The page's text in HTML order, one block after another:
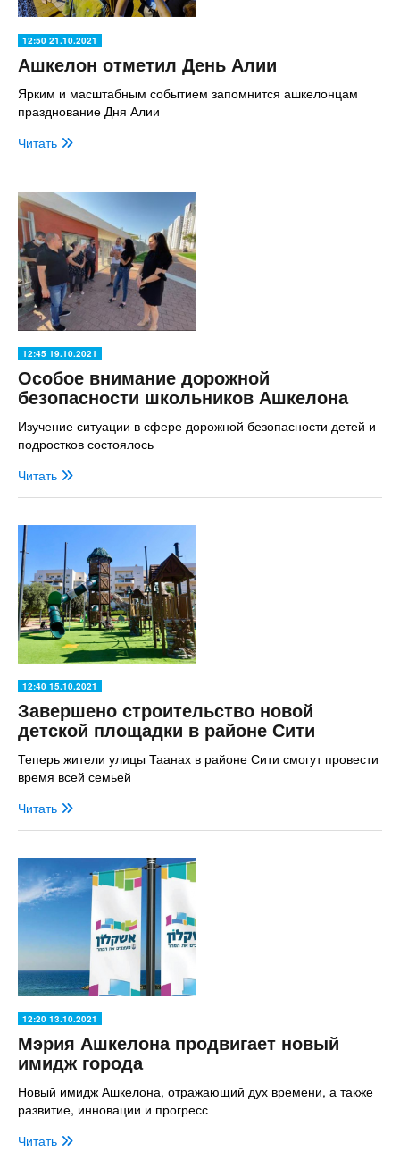
12:50 21.10.2021
Ашкелон отметил День Алии
Ярким и масштабным событием запомнится ашкелонцам
празднование Дня Алии
Читать
12:45 19.10.2021
Особое внимание дорожной
безопасности школьников Ашкелона
Изучение ситуации в сфере дорожной безопасности детей и
подростков состоялось
Читать
12:40 15.10.2021
Завершено строительство новой
детской площадки в районе Сити
Теперь жители улицы Таанах в районе Сити смогут провести
время всей семьей
Читать
12:20 13.10.2021
Мэрия Ашкелона продвигает новый
имидж города
Новый имидж Ашкелона, отражающий дух времени, а также
развитие, инновации и прогресс
Читать